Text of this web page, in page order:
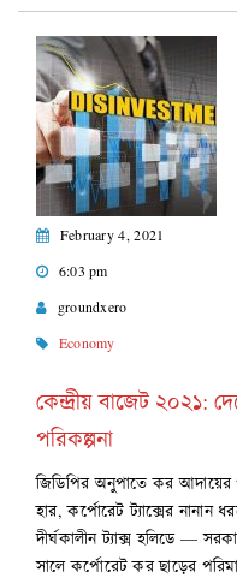
February 4, 2021
6:03 pm
groundxero
Economy
কেন্দ্রীয় বাজেট ২০২১:
পরিকল্পনা
জিডিপির অনুপাতে কর
হার, কর্পোরেট ট্যাক্সের নানান
দীর্ঘকালীন ট্যাক্স হলিডে —
সালে কর্পোরেট কর ছাড়ের